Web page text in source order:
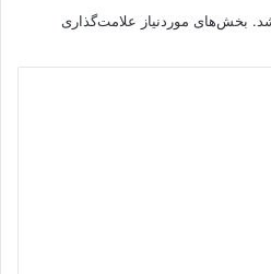
بخش‌های موردنیاز علامت‌گذاری